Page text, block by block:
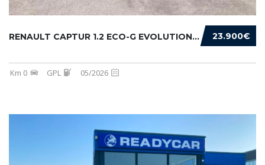
23.900€
RENAULT CAPTUR 1.2 ECO-G EVOLUTION 120CV
Km 0 GPL 05/2026